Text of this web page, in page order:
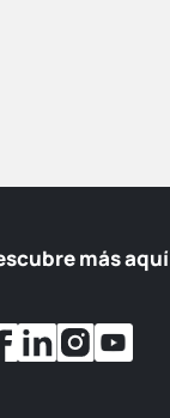
más aquí